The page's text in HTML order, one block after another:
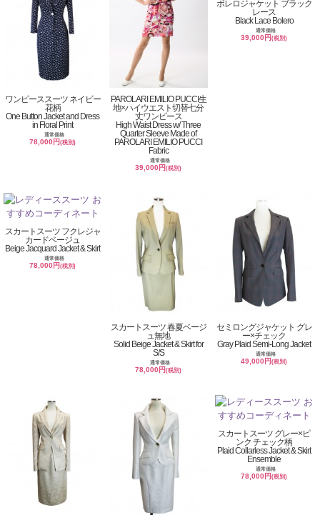
ワンピーススーツ ネイビー
花柄
One Button Jacket and Dress
in Floral Print
通常価格
78,000円(税別)
PAROLARI EMILIO PUCCI生
地×ハイウエスト切替七分
丈ワンピース
High Waist Dress w/ Three
Quarter Sleeve Made of
PAROLARI EMILIO PUCCI
Fabric
通常価格
39,000円(税別)
ボレロジャケット ブラック
レース
Black Lace Bolero
通常価格
39,000円(税別)
スカートスーツ フクレジャ
カードベージュ
Beige Jacquard Jacket & Skirt
通常価格
78,000円(税別)
スカートスーツ 春夏ベージ
ュ無地
Solid Beige Jacket & Skirt for
S/S
通常価格
78,000円(税別)
セミロングジャケット グレ
ー×チェック
Gray Plaid Semi-Long Jacket
通常価格
49,000円(税別)
スカートスーツ グレー×ピ
ンク チェック柄
Plaid Collarless Jacket & Skirt
Ensemble
通常価格
78,000円(税別)